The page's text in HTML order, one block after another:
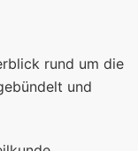
rund um die
und